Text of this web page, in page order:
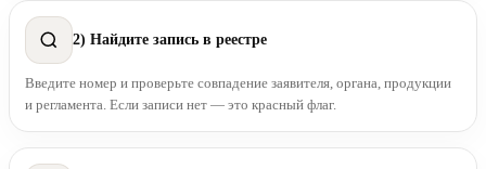
2) Найдите запись в реестре
Введите номер и проверьте совпадение заявителя, органа, продукции
и регламента. Если записи нет — это красный флаг.